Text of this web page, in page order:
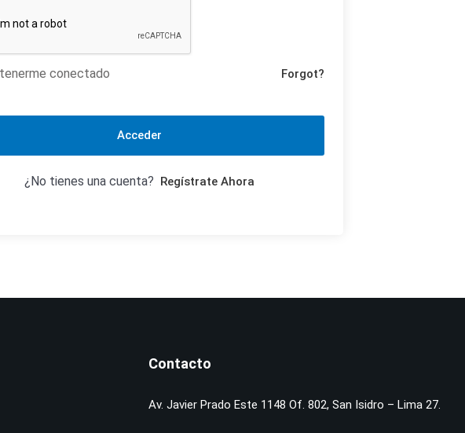
conectado Forgot?
Acceder
¿No tienes una cuenta? Regístrate Ahora
Contacto
Av. Javier Prado Este 1148 Of. 802, San Isidro – Lima 27.